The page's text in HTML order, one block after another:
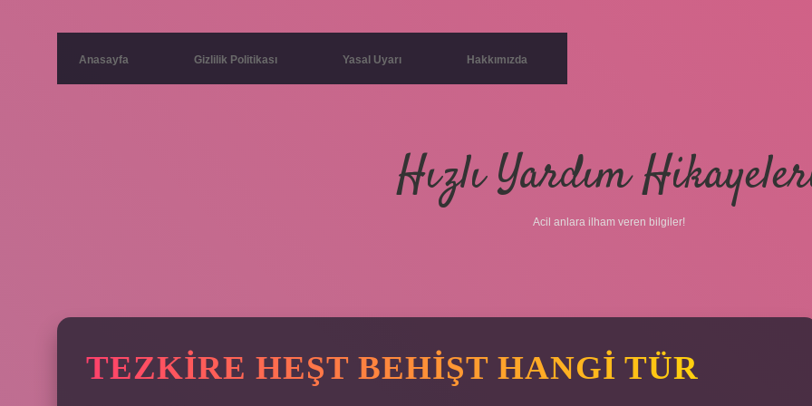
Anasayfa Gizlilik Politikası Yasal Uyarı Hakkımızda
Hızlı Yardım
Acil anlara ilham veren bilgiler!
TEZKIRE HEŞT BEHIŞT HANGI TÜR